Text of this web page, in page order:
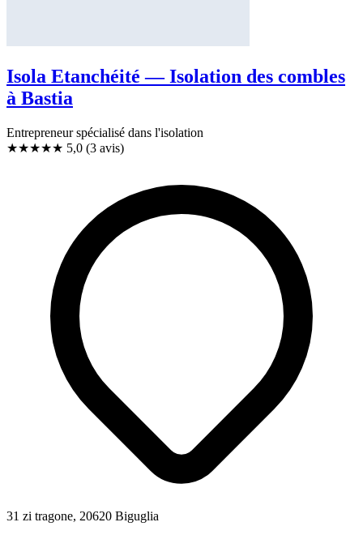
Isola Etanchéité — Isolation des combles
à Bastia
Entrepreneur spécialisé dans l'isolation
★★★★★ 5,0 (3 avis)
31 zi tragone, 20620 Biguglia